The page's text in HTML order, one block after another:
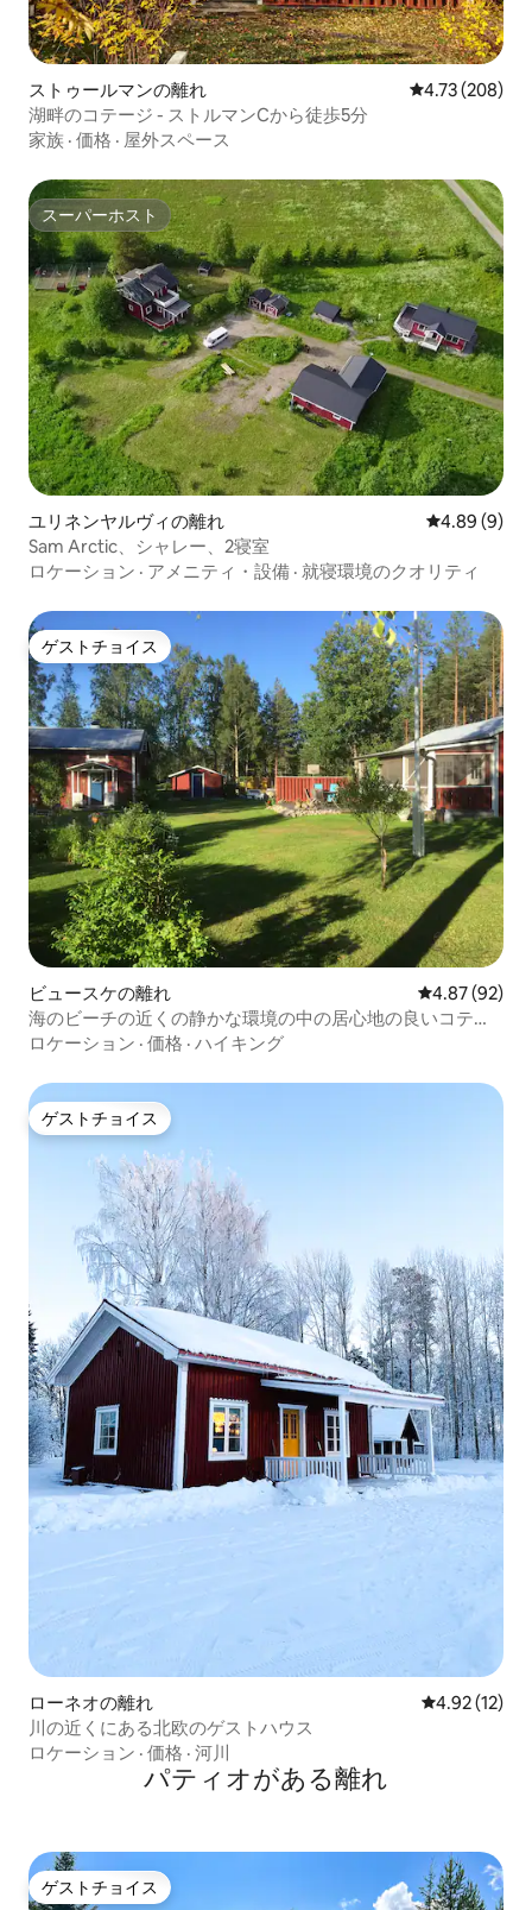
ストゥールマンの離れ レビュー208
4.73 (208)
湖畔のコテージ - ストルマンCから徒歩5分
家族 · 価格 · 屋外スペース
スーパーホスト
スーパーホスト
ユリネンヤルヴィの離れ レビュー9件
4.89 (9)
Sam Arctic、シャレー、2寝室
ロケーション · アメニティ・設備 · 就寝環境のクオリティ
ゲストチョイス
ゲストチョイス
ビュースケの離れ レビュー92
4.87 (92)
海のビーチの近くの静かな環境の中の居心地の良いコテー
ジ。
ロケーション · 価格 · ハイキング
ゲストチョイス
ゲストチョイス
ローネオの離れ レビュー12
4.92 (12)
川の近くにある北欧のゲストハウス
ロケーション · 価格 · 河川
パティオがある離れ
ゲストチョイス
ゲストチョイス